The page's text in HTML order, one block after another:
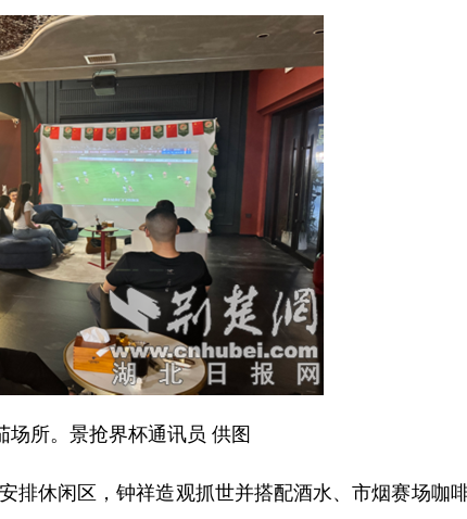
场所。景抢界杯通讯员 供图
排休闲区，钟祥造观抓世并搭配酒水、市烟赛场咖